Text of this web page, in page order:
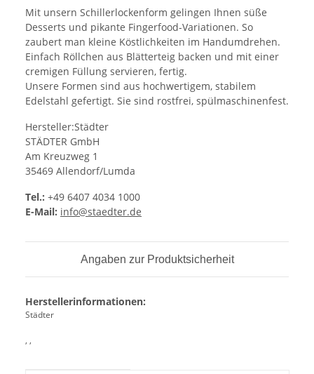
Mit unsern Schillerlockenform gelingen Ihnen süße
Desserts und pikante Fingerfood-Variationen. So
zaubert man kleine Köstlichkeiten im Handumdrehen.
Einfach Röllchen aus Blätterteig backen und mit einer
cremigen Füllung servieren, fertig.
Unsere Formen sind aus hochwertigem, stabilem
Edelstahl gefertigt. Sie sind rostfrei, spülmaschinenfest.
Hersteller:Städter
STÄDTER GmbH
Am Kreuzweg 1
35469 Allendorf/Lumda
Tel.: +49 6407 4034 1000
E-Mail: info@staedter.de
Angaben zur Produktsicherheit
Herstellerinformationen:
Städter
, ,